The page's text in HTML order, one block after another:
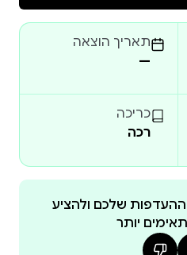
вечером, но и заставит
возможно, взглянуть на
תאריך הוצאה
—
כריכה
רכה
ההעדפות שלכם ולהציע
יותר